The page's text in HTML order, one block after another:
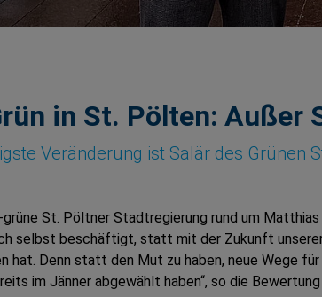
in St. Pölten: Außer
Veränderung ist Salär des
St. Pöltner Stadtregierung rund um
selbst beschäftigt, statt mit der Zukunft
hat. Denn statt den Mut zu haben, neue Wege
im Jänner abgewählt haben“, so die